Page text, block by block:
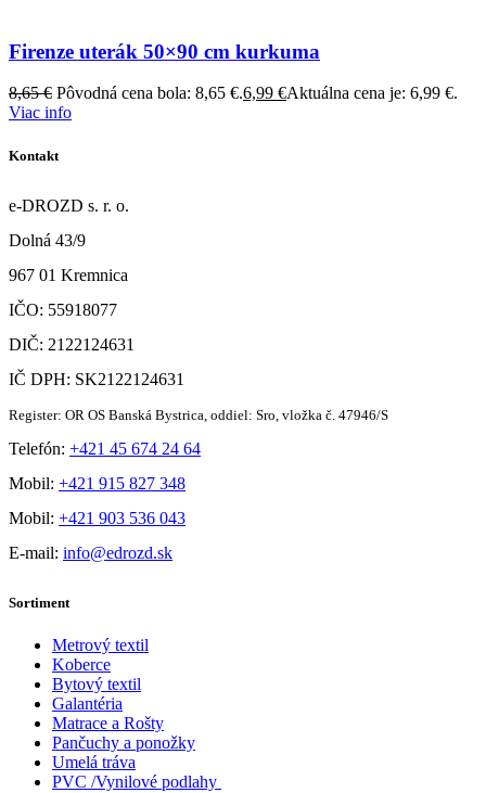
Firenze uterák 50×90 cm kurkuma
8,65€ Pôvodná cena bola: 8,65 €.6,99 €Aktuálna cena je: 6,99 €.
Viac info
Kontakt
e-DROZD s. r. o.
Dolná 43/9
967 01 Kremnica
IČO: 55918077
DIČ: 2122124631
IČ DPH: SK2122124631
Register: OR OS Banská Bystrica, oddiel: Sro, vložka č. 47946/S
Telefón: +421 45 674 24 64
Mobil: +421 915 827 348
Mobil: +421 903 536 043
E-mail: info@edrozd.sk
Sortiment
Metrový textil
Koberce
Bytový textil
Galantéria
Matrace a Rošty
Pančuchy a ponožky
Umelá tráva
PVC /Vynilové podlahy